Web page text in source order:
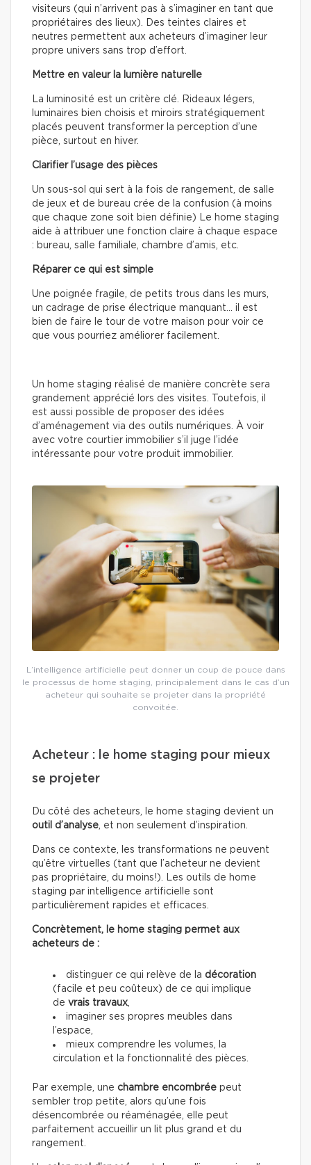
visiteurs (qui n’arrivent pas à s’imaginer en tant que
propriétaires des lieux). Des teintes claires et
neutres permettent aux acheteurs d’imaginer leur
propre univers sans trop d’effort.
Mettre en valeur la lumière naturelle
La luminosité est un critère clé. Rideaux légers,
luminaires bien choisis et miroirs stratégiquement
placés peuvent transformer la perception d’une
pièce, surtout en hiver.
Clarifier l’usage des pièces
Un sous-sol qui sert à la fois de rangement, de salle
de jeux et de bureau crée de la confusion (à moins
que chaque zone soit bien définie) Le home staging
aide à attribuer une fonction claire à chaque espace
: bureau, salle familiale, chambre d’amis, etc.
Réparer ce qui est simple
Une poignée fragile, de petits trous dans les murs,
un cadrage de prise électrique manquant… il est
bien de faire le tour de votre maison pour voir ce
que vous pourriez améliorer facilement.
Un home staging réalisé de manière concrète sera
grandement apprécié lors des visites. Toutefois, il
est aussi possible de proposer des idées
d’aménagement via des outils numériques. À voir
avec votre courtier immobilier s’il juge l’idée
intéressante pour votre produit immobilier.
L’intelligence artificielle peut donner un coup de pouce dans
le processus de home staging, principalement dans le cas d’un
acheteur qui souhaite se projeter dans la propriété
convoitée.
Acheteur : le home staging pour mieux
se projeter
Du côté des acheteurs, le home staging devient un
outil d’analyse, et non seulement d’inspiration.
Dans ce contexte, les transformations ne peuvent
qu’être virtuelles (tant que l’acheteur ne devient
pas propriétaire, du moins!). Les outils de home
staging par intelligence artificielle sont
particulièrement rapides et efficaces.
Concrètement, le home staging permet aux
acheteurs de :
distinguer ce qui relève de la décoration
(facile et peu coûteux) de ce qui implique
de vrais travaux,
imaginer ses propres meubles dans
l’espace,
mieux comprendre les volumes, la
circulation et la fonctionnalité des pièces.
Par exemple, une chambre encombrée peut
sembler trop petite, alors qu’une fois
désencombrée ou réaménagée, elle peut
parfaitement accueillir un lit plus grand et du
rangement.